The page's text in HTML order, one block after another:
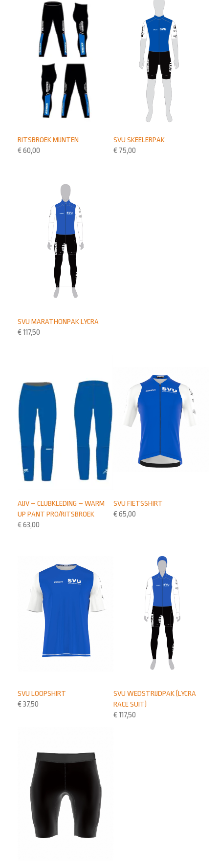
SVU SKEELERPAK
€ 75,00
RITSBROEK MIJNTEN
€ 60,00
SVU MARATHON­PAK LYCRA
€ 117,50
SVU FIETSSHIRT
€ 65,00
AIJV – CLUBKLEDING – WARM
UP PANT PRO/RITSBROEK
€ 63,00
SVU WEDSTRIJDPAK (LYCRA
RACE SUIT)
€ 117,50
SVU LOOPSHIRT
€ 37,50